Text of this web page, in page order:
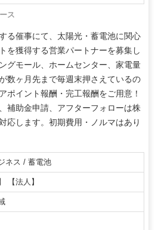
ス
る催事にて、太陽光・蓄電池に関心
を獲得する営業パートナーを募集し
グモール、ホームセンター、家電量
数ヶ月先まで毎週末押さえているの
イント報酬・完工報酬をご用意！
補助金申請、アフターフォローは株
応します。初期費用・ノルマはあり
ネス / 蓄電池
【法人】